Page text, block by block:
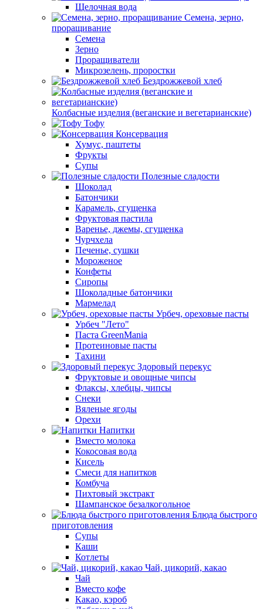
Щелочная вода
Семена, зерно,
проращивание
Семена
Зерно
Проращиватели
Микрозелень, проростки
Бездрожжевой хлеб
Колбасные изделия (веганские и вегетарианские)
Тофу
Консервация
Хумус, паштеты
Фрукты
Супы
Полезные сладости
Шоколад
Батончики
Карамель, сгущенка
Фруктовая пастила
Варенье, джемы, сгущенка
Чурчхела
Печенье, сушки
Мороженое
Конфеты
Сиропы
Шоколадные батончики
Мармелад
Урбеч, ореховые пасты
Урбеч "Лето"
Паста GreenMania
Протеиновые пасты
Тахини
Здоровый перекус
Фруктовые и овощные чипсы
Флаксы, хлебцы, чипсы
Снеки
Вяленые ягоды
Орехи
Напитки
Вместо молока
Кокосовая вода
Кисель
Смеси для напитков
Комбуча
Пихтовый экстракт
Шампанское безалкогольное
Блюда быстрого
приготовления
Супы
Каши
Котлеты
Чай, цикорий, какао
Чай
Вместо кофе
Какао, кэроб